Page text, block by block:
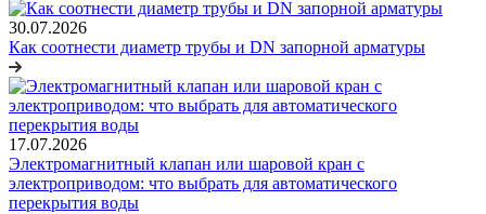
30.07.2026
Как соотнести диаметр трубы и DN запорной арматуры
17.07.2026
Электромагнитный клапан или шаровой кран с
электроприводом: что выбрать для автоматического
перекрытия воды